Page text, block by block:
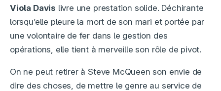
Viola Davis livre une prestation solide. Déchirante
lorsqu’elle pleure la mort de son mari et portée par
une volontaire de fer dans le gestion des
opérations, elle tient à merveille son rôle de pivot.
On ne peut retirer à Steve McQueen son envie de
dire des choses, de mettre le genre au service de